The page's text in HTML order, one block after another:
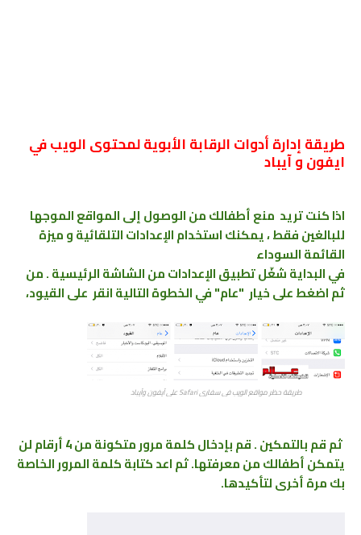
طريقة إدارة أدوات الرقابة الأبوية لمحتوى الويب في
ايفون و آيباد
اذا كنت تريد منع أطفالك من الوصول إلى المواقع الموجها
للبالغين فقط ، يمكنك استخدام الإعدادات التلقائية و ميزة
القائمة السوداء
في البداية شغّل تطبيق الإعدادات من الشاشة الرئيسية . من
ثم اضغط على خيار "عام" في الخطوة التالية انقر على القيود،
طريقة حظر مواقع الويب في سفاري Safari على آيفون وآيباد
ثم قم بالتمكين . قم بإدخال كلمة مرور متكونة من 4 أرقام لن
يتمكن أطفالك من معرفتها. ثم اعد كتابة كلمة المرور الخاصة
بك مرة أخرى لتأكيدها.